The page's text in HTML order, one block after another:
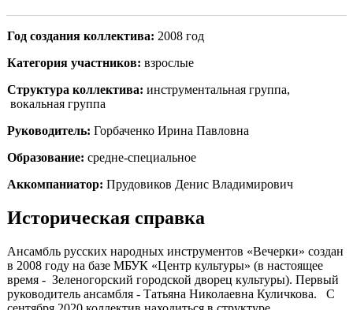
Год создания коллектива: 2008 год
Категория участников: взрослые
Структура коллектива: инструментальная группа,
вокальная группа
Руководитель: Горбаченко Ирина Павловна
Образование: средне-специальное
Аккомпаниатор: Прудовиков Денис Владимирович
Историческая справка
Ансамбль русских народных инструментов «Вечерки» создан
в 2008 году на базе МБУК «Центр культуры» (в настоящее
время - Зеленогорский городской дворец культуры). Первый
руководитель ансамбля - Татьяна Николаевна Куличкова. С